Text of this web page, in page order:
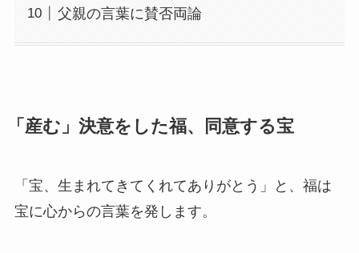
父親の言葉に賛否両論
「産む」決意をした福、同意する宝
「宝、生まれてきてくれてありがとう」と、福は
宝に心からの言葉を発します。